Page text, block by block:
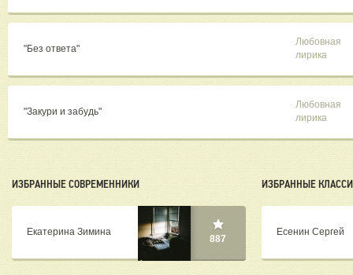
"Без ответа"
Любовная
лирика
"Закури и забудь"
Любовная
лирика
ИЗБРАННЫЕ СОВРЕМЕННИКИ
Екатерина Зимина
887
ИЗБРАННЫЕ
Есенин Сергей